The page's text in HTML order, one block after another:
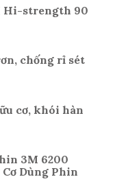
Hi-strength 90
chống rỉ sét
cơ, khói hàn
3M 6200
Dùng Phin